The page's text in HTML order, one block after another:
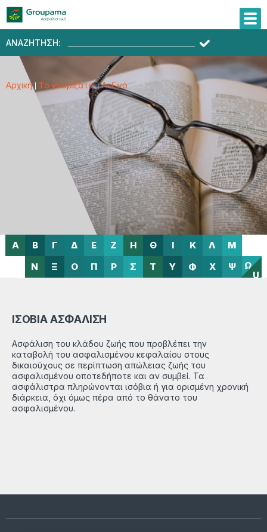
ΑΝΑΖΗΤΗΣΗ:
Αρχική Το γνωρίζατε; Λεξικό
Α Β Γ Δ Ε Ζ Η Θ Ι Κ Λ
Μ
Ν
Ξ Ο Π Ρ Σ Τ Υ Φ Χ Ψ
Ω
U
ΙΣΟΒΙΑ ΑΣΦΑΛΙΣΗ
Ασφάλιση του κλάδου ζωής που προβλέπει την
καταβολή του ασφαλισμένου κεφαλαίου στους
δικαιούχους σε περίπτωση απώλειας ζωής του
ασφαλισμένου οποτεδήποτε και αν συμβεί. Τα
ασφάλιστρα πληρώνονται ισόβια ή για ορισμένη χρονική
διάρκεια, όχι όμως πέρα από το θάνατο του
ασφαλισμένου.